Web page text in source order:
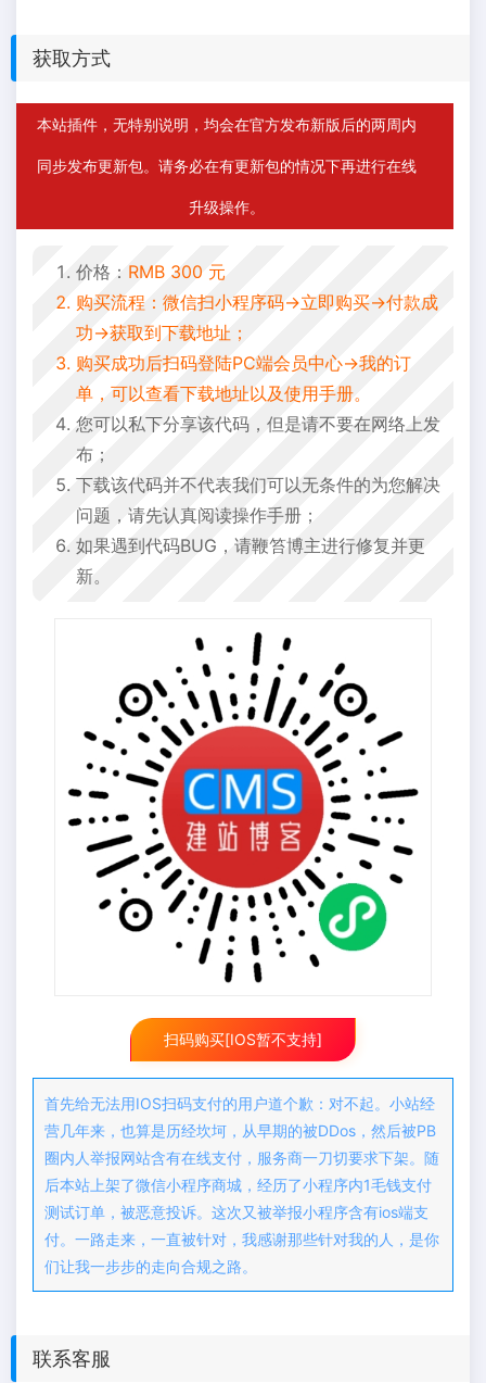
获取方式
本站插件，无特别说明，均会在官方发布新版后的两周内
同步发布更新包。请务必在有更新包的情况下再进行在线
升级操作。
价格： RMB 300 元
购买流程：微信扫小程序码->立即购买->付款成
功->获取到下载地址；
购买成功后扫码登陆PC端会员中心->我的订
单，可以查看下载地址以及使用手册。
您可以私下分享该代码，但是请不要在网络上发
布；
下载该代码并不代表我们可以无条件的为您解决
问题，请先认真阅读操作手册；
如果遇到代码BUG，请鞭笞博主进行修复并更
新。
扫码购买[IOS暂不支持]
首先给无法用IOS扫码支付的用户道个歉：对不起。小站经
营几年来，也算是历经坎坷，从早期的被DDos，然后被PB
圈内人举报网站含有在线支付，服务商一刀切要求下架。随
后本站上架了微信小程序商城，经历了小程序内1毛钱支付
测试订单，被恶意投诉。这次又被举报小程序含有ios端支
付。一路走来，一直被针对，我感谢那些针对我的人，是你
们让我一步步的走向合规之路。
联系客服